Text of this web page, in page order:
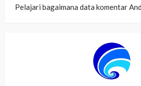
Pelajari bagaimana data komentar